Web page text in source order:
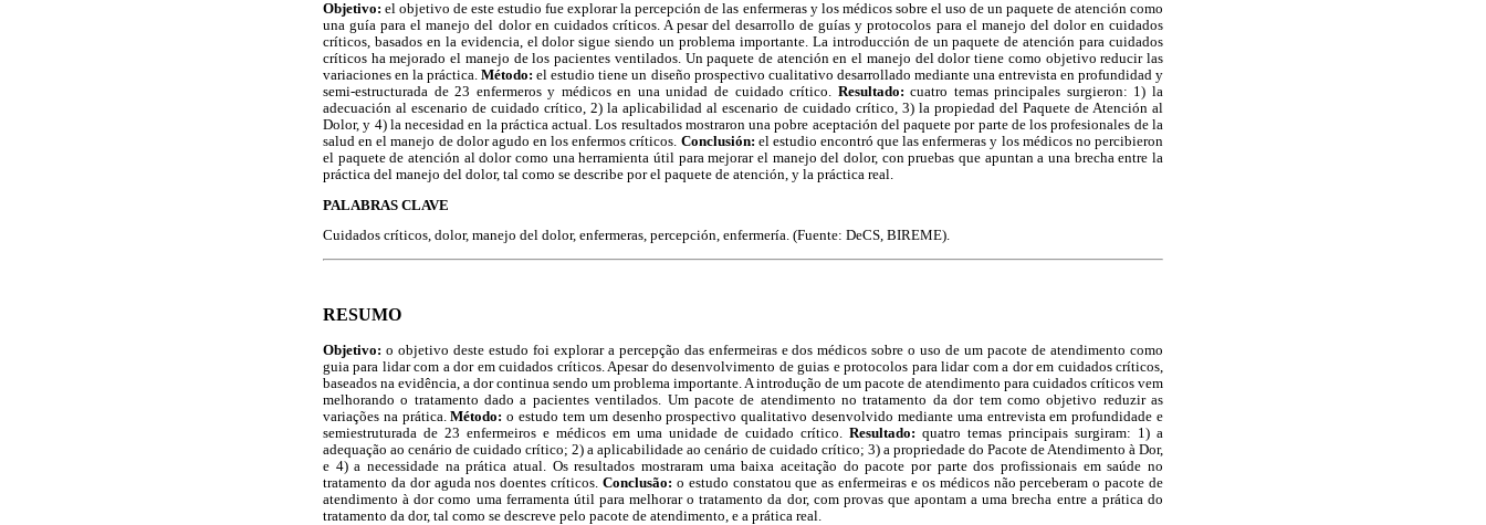
Objetivo:el objetivo de este estudio fue explorar la percepción de las enfermeras y los médicos sobre el uso de un paquete de atención como
una guía para el manejo del dolor en cuidados críticos. A pesar del desarrollo de guías y protocolos para el manejo del dolor en cuidados
críticos, basados en la evidencia, el dolor sigue siendo un problema importante. La introducción de un paquete de atención para cuidados
críticos ha mejorado el manejo de los pacientes ventilados. Un paquete de atención en el manejo del dolor tiene como objetivo reducir las
variaciones en la práctica.Método:el estudio tiene un diseño prospectivo cualitativo desarrollado mediante una entrevista en profundidad y
semi-estructurada de 23 enfermeros y médicos en una unidad de cuidado crítico. Resultado:cuatro temas principales surgieron: 1) la
adecuación al escenario de cuidado crítico, 2) la aplicabilidad al escenario de cuidado crítico, 3) la propiedad del Paquete de Atención al
Dolor, y 4) la necesidad en la práctica actual. Los resultados mostraron una pobre aceptación del paquete por parte de los profesionales de la
salud en el manejo de dolor agudo en los enfermos críticos. Conclusión: el estudio encontró que las enfermeras y los médicos no percibieron
el paquete de atención al dolor como una herramienta útil para mejorar el manejo del dolor, con pruebas que apuntan a una brecha entre la
práctica del manejo del dolor, tal como se describe por el paquete de atención, y la práctica real.
PALABRAS CLAVE
Cuidados críticos, dolor, manejo del dolor, enfermeras, percepción, enfermería. (Fuente: DeCS, BIREME).
RESUMO
Objetivo: o objetivo deste estudo foi explorar a percepção das enfermeiras e dos médicos sobre o uso de um pacote de atendimento como
guia para lidar com a dor em cuidados críticos. Apesar do desenvolvimento de guias e protocolos para lidar com a dor em cuidados críticos,
baseados na evidência, a dor continua sendo um problema importante. A introdução de um pacote de atendimento para cuidados críticos vem
melhorando o tratamento dado a pacientes ventilados. Um pacote de atendimento no tratamento da dor tem como objetivo reduzir as
variações na prática.Método:o estudo tem um desenho prospectivo qualitativo desenvolvido mediante uma entrevista em profundidade e
semiestruturada de 23 enfermeiros e médicos em uma unidade de cuidado crítico. Resultado: quatro temas principais surgiram: 1) a
adequação ao cenário de cuidado crítico; 2) a aplicabilidade ao cenário de cuidado crítico; 3) a propriedade do Pacote de Atendimento à Dor,
e 4) a necessidade na prática atual. Os resultados mostraram uma baixa aceitação do pacote por parte dos profissionais em saúde no
tratamento da dor aguda nos doentes críticos. Conclusão: o estudo constatou que as enfermeiras e os médicos não perceberam o pacote de
atendimento à dor como uma ferramenta útil para melhorar o tratamento da dor, com provas que apontam a uma brecha entre a prática do
tratamento da dor, tal como se descreve pelo pacote de atendimento, e a prática real.